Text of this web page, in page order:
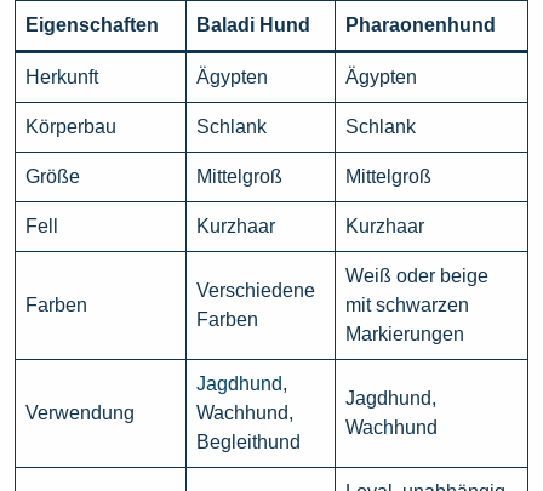
Eigenschaften Baladi Hund Pharaonenhund
Herkunft Ägypten Ägypten
Körperbau Schlank Schlank
Größe Mittelgroß Mittelgroß
Fell Kurzhaar Kurzhaar
Farben
Verschiedene
Farben
Weiß oder beige
mit schwarzen
Markierungen
Verwendung
Jagdhund,
Wachhund,
Begleithund
Jagdhund,
Wachhund